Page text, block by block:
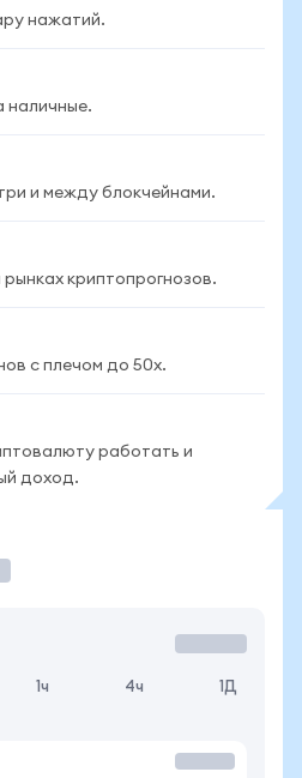
нажатий.
наличные.
и между блокчейнами.
рынках криптопрогнозов.
с плечом до 50x.
работать и
доход.
1ч 4ч 1Д